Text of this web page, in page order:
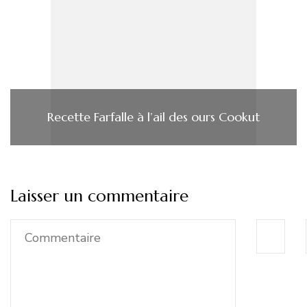
Recette Farfalle à l’ail des ours Cookut
Laisser un commentaire